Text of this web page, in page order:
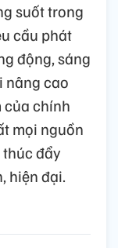
suốt trong
cầu phát
động, sáng
nâng cao
của chính
mọi nguồn
đẩy
hiện đại.